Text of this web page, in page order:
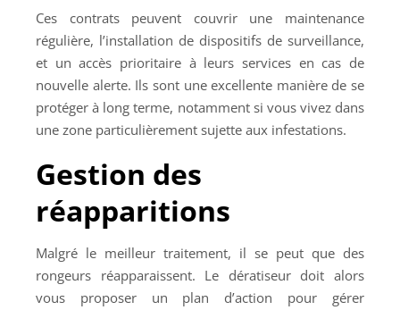
Ces contrats peuvent couvrir une maintenance
régulière, l’installation de dispositifs de surveillance,
et un accès prioritaire à leurs services en cas de
nouvelle alerte. Ils sont une excellente manière de se
protéger à long terme, notamment si vous vivez dans
une zone particulièrement sujette aux infestations.
Gestion des
réapparitions
Malgré le meilleur traitement, il se peut que des
rongeurs réapparaissent. Le dératiseur doit alors
vous proposer un plan d’action pour gérer